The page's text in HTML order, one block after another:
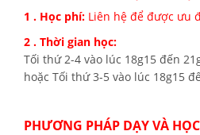
1 . Học phí: Liên hệ để được ưu
2 . Thời gian học:
Tối thứ 2-4 vào lúc 18g15 đến
hoặc Tối thứ 3-5 vào lúc 18g15
PHƯƠNG PHÁP DẠY VÀ